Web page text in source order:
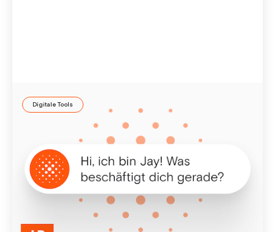
Digitale Tools
Was ist KI-Coach Jay und wie unterstützt er die
Persönlichkeitsentwicklung?
KI-Coach Jay verbindet das wissenschaftliche ID37
Persönlichkeitsmodell mit generativer KI und unterstützt
Nutzer, Coaches und HR-Manager mit personalisierten
Impulsen.
21 Feb 2026